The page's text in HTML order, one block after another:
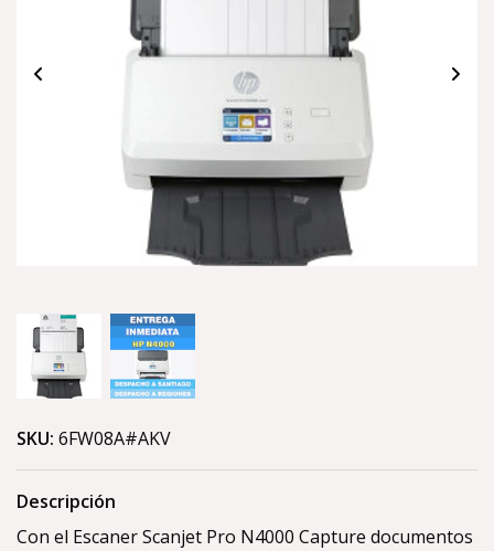
SKU: 6FW08A#AKV
Descripción
Con el Escaner Scanjet Pro N4000 Capture documentos